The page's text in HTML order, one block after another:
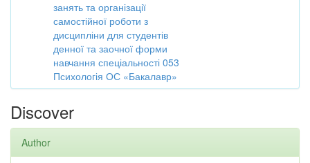
занять та організації
самостійної роботи з
дисципліни для студентів
денної та заочної форми
навчання спеціальності 053
Психологія ОС «Бакалавр»
Discover
Author